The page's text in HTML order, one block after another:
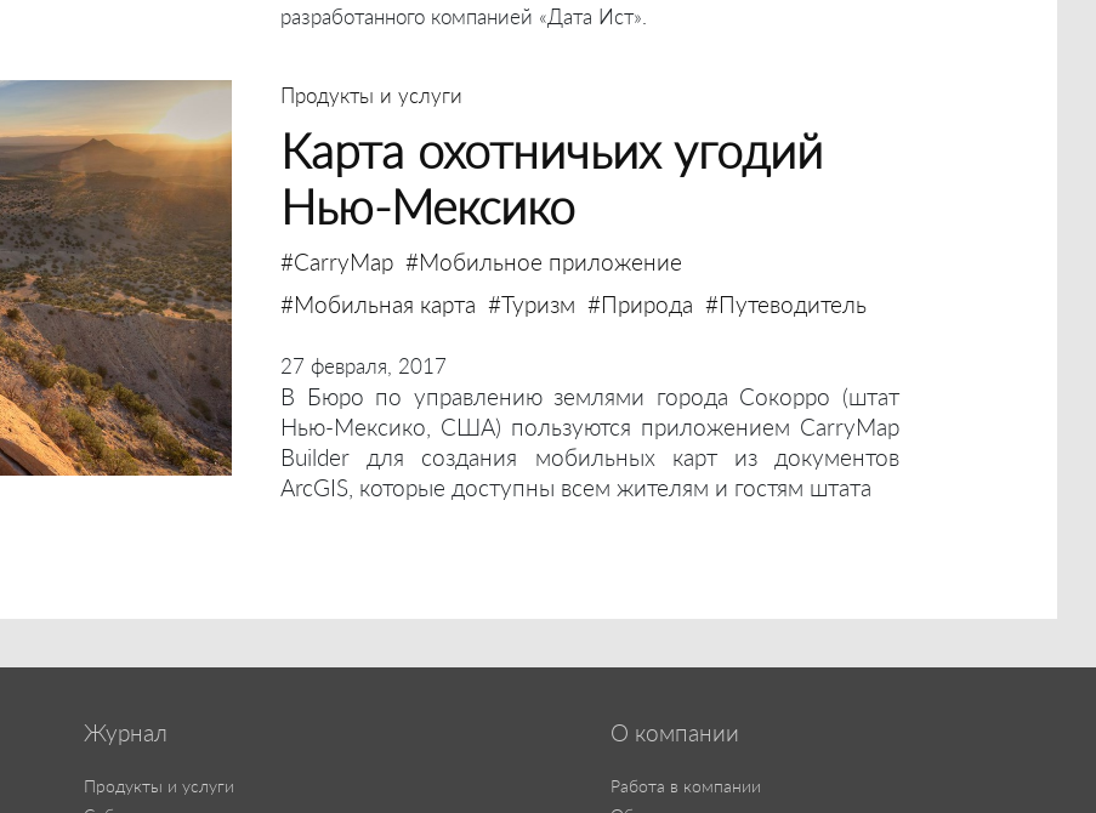
разработанного компанией «Дата Ист».
Продукты и услуги
Карта охотничьих угодий
Нью-Мексико
#CarryMap #Мобильное приложение
#Мобильная карта #Туризм #Природа #Путеводитель
27 февраля, 2017
В Бюро по управлению землями города Сокорро (штат
Нью-Мексико, США) пользуются приложением CarryMap
Builder для создания мобильных карт из документов
ArcGIS, которые доступны всем жителям и гостям штата
Журнал
Продукты и услуги
О компании
Работа в компании